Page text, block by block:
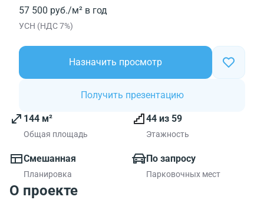
57 500 руб./м² в год
УСН (НДС 7%)
Назначить просмотр
Получить презентацию
144 м²
Общая площадь
44 из 59
Этажность
Смешанная
Планировка
По запросу
Парковочных мест
О проекте